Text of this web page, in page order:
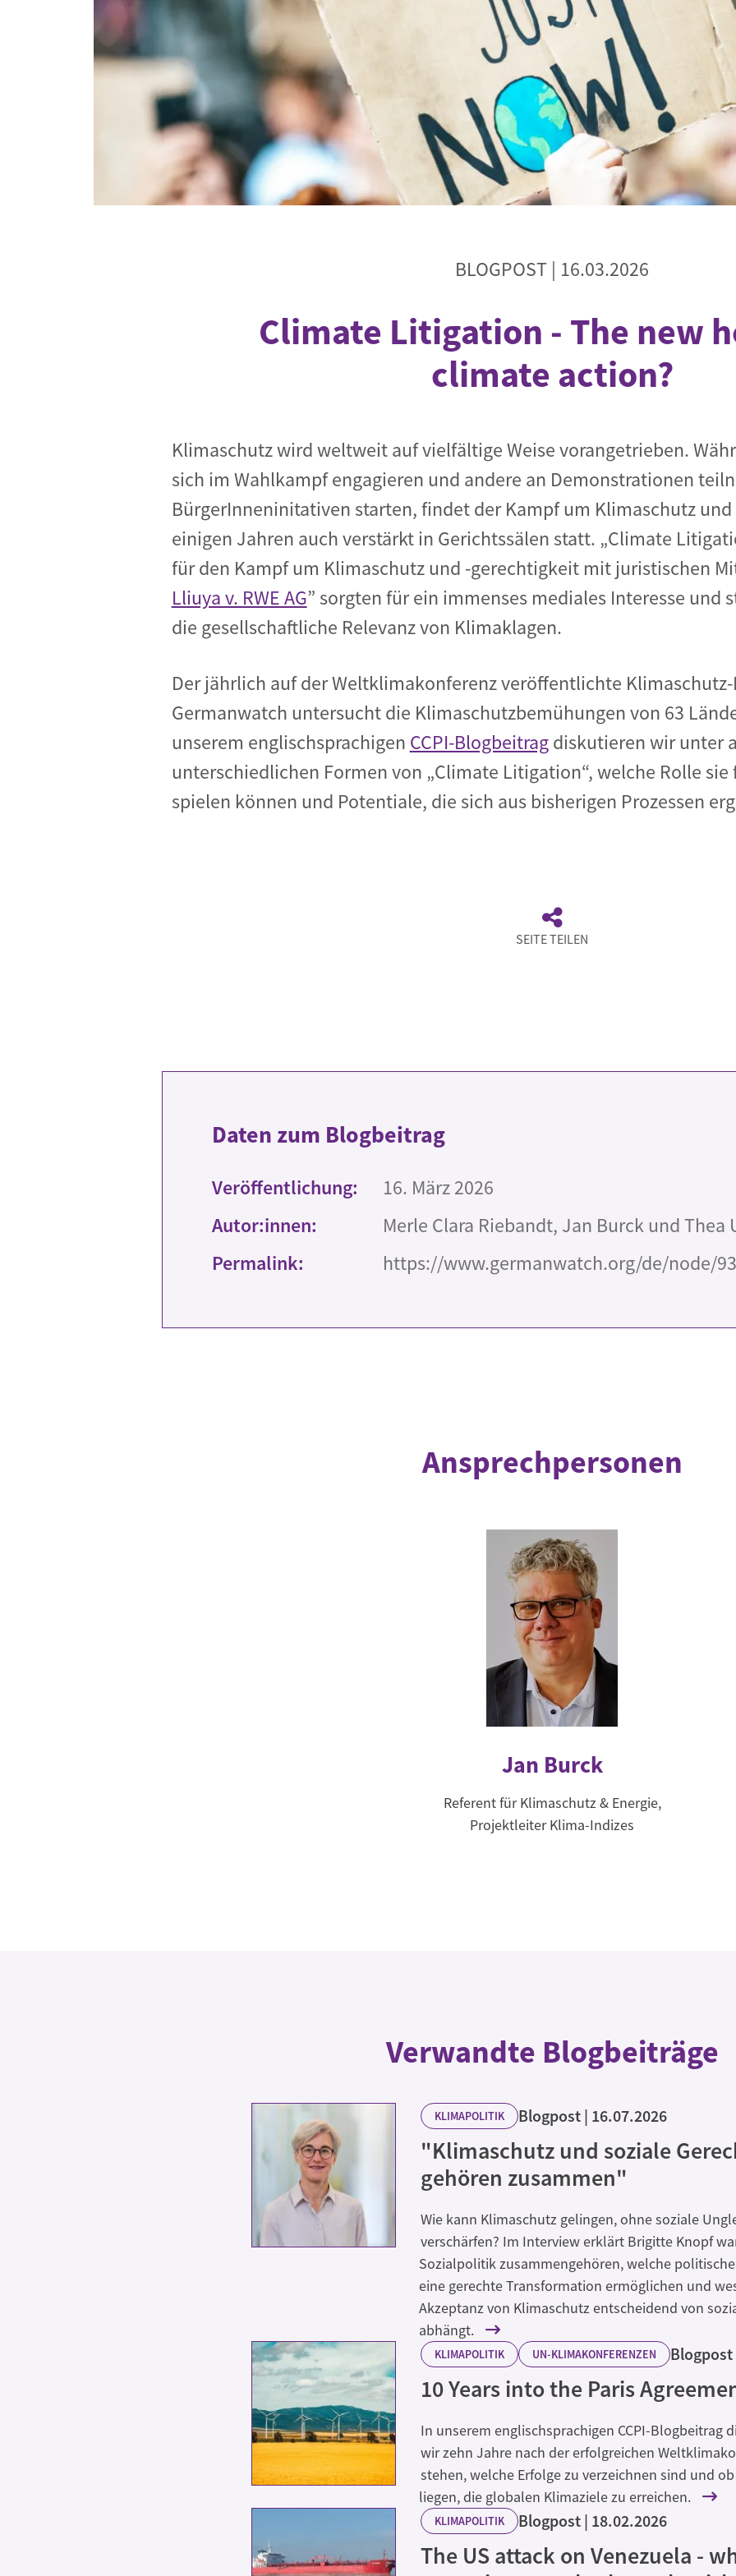
Industrietransformation
Klimafinanzierung
Wirtschaft, Finanzen & Handel
Sustainable Finance
Unternehmensverantwortung
Globaler Handel
Ressourcen & Kreislaufwirtschaft
Begegnung und Dialog
Bildungsmaterialien
Zukunftsfähige Digitalisierung
Klima- und Umweltklagen
Die Klimaklage: Saúl vs. RWE
Zukunftsklage
BLOGPOST | 16.03.2026
Climate Litigation - The new
climate action?
Klimaschutz wird weltweit auf vielfältige Weise vorangetrieben.
sich im Wahlkampf engagieren und andere an Demonstrationen
BürgerInneninitativen starten, findet der Kampf um Klimaschutz
einigen Jahren auch verstärkt in Gerichtssälen statt. „Climate
für den Kampf um Klimaschutz und -gerechtigkeit mit juristischen
Lliuya v. RWE AG” sorgten für ein immenses mediales Interesse und
die gesellschaftliche Relevanz von Klimaklagen.
Der jährlich auf der Weltklimakonferenz veröffentlichte Klimaschutz-
Germanwatch untersucht die Klimaschutzbemühungen von 63
unserem englischsprachigen CCPI-Blogbeitragdiskutieren wir unter
unterschiedlichen Formen von „Climate Litigation“, welche Rolle
spielen können und Potentiale, die sich aus bisherigen Prozessen
SEITE TEILEN
Daten zum Blogbeitrag
Veröffentlichung:
16. März 2026
Autor:innen:
Merle Clara Riebandt, Jan Burck und Thea
Permalink:
https://www.germanwatch.org/de/node/
Ansprechpersonen
Jan Burck
Referent für Klimaschutz & Energie,
Projektleiter Klima-Indizes
Verwandte Blogbeiträge
KLIMAPOLITIK Blogpost 16.07.2026
"Klimaschutz und soziale
gehören zusammen"
Wie kann Klimaschutz gelingen, ohne soziale
verschärfen? Im Interview erklärt Brigitte Knopf
Sozialpolitik zusammengehören, welche
eine gerechte Transformation ermöglichen und
Akzeptanz von Klimaschutz entscheidend von
abhängt.
KLIMAPOLITIK UN-KLIMAKONFERENZEN Blogpost
10 Years into the Paris
In unserem englischsprachigen CCPI-Blogbeitrag
wir zehn Jahre nach der erfolgreichen
stehen, welche Erfolge zu verzeichnen sind und
liegen, die globalen Klimaziele zu erreichen.
KLIMAPOLITIK Blogpost 18.02.2026
The US attack on Venezuela -